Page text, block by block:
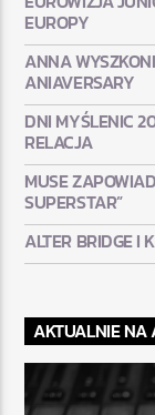
EUROPY
ANNA
ANIAVERSARY
DNI MYŚLENIC
RELACJA
MUSE
SUPERSTAR”
ALTER BRIDGE I
AKTUALNIE NA